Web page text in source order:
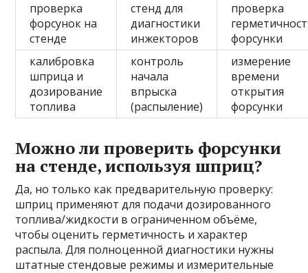
проверка
форсунок на
стенде
стенд для
диагностики
инжекторов
проверка
форсунки
калибровка
шприца и
дозирование
топлива
контроль
начала
впрыска
(распыление)
измерение
времени
открытия
форсунки
Можно ли проверить форсунки
на стенде, используя шприц?
Да, но только как предварительную проверку:
шприц применяют для подачи дозированного
топлива/жидкости в ограниченном объёме,
чтобы оценить герметичность и характер
распыла. Для полноценной диагностики нужны
штатные стендовые режимы и измерительные